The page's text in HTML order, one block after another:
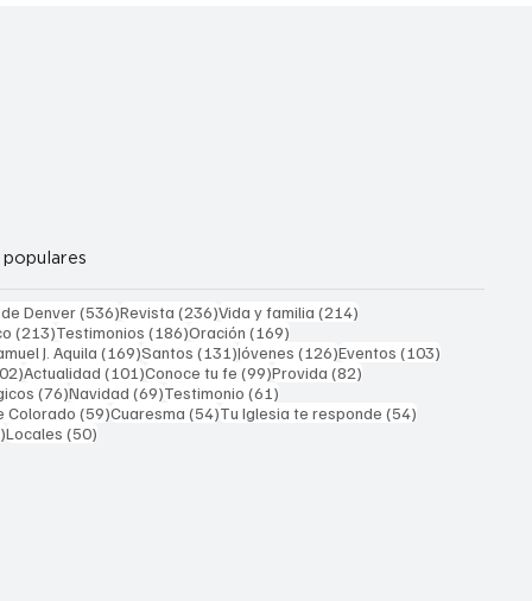
Denver(536)536 entradas
Revista (236)236 entradas
Vida y familia (214)214 entradas
(213)213 entradas
Testimonios (186)186 entradas
Oración (169)169 entradas
J. Aquila (169)169 entradas
Santos (131)131 entradas
Jóvenes (126)126 entradas
Eventos (103)103
102 entradas
Actualidad (101)101 entradas
Conoce tu fe (99)99 entradas
Provida (82)82 entradas
(76)76 entradas
Navidad (69)69 entradas
Testimonio (61)61 entradas
Colorado (59)59 entradas
Cuaresma (54)54 entradas
Tu Iglesia te responde (54)54 entradas
51 entradas
Locales (50)50 entradas